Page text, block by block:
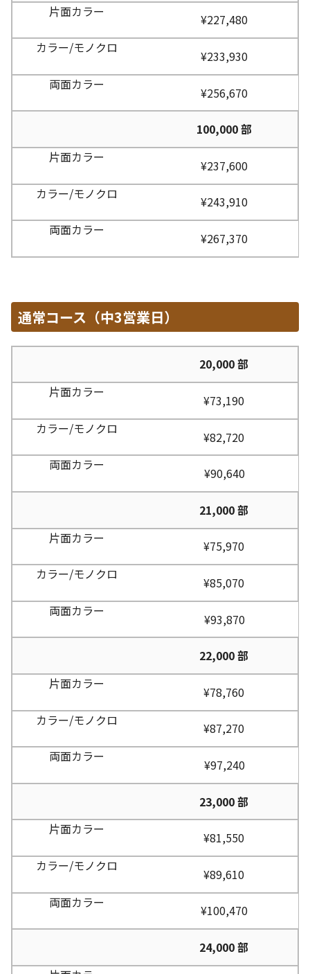
¥227,480
¥233,930
¥256,670
100,000 部
¥237,600
¥243,910
¥267,370
通常コース（中3営業日）
20,000 部
¥73,190
¥82,720
¥90,640
21,000 部
¥75,970
¥85,070
¥93,870
22,000 部
¥78,760
¥87,270
¥97,240
23,000 部
¥81,550
¥89,610
¥100,470
24,000 部